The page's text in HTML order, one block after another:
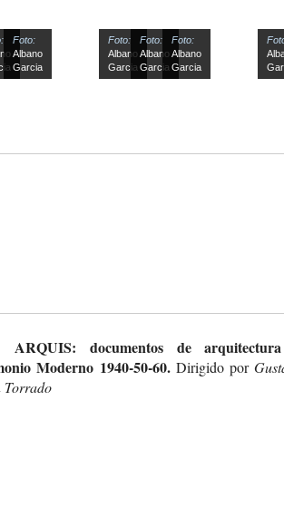
Foto:
Albano
Garcia
Foto:
Albano
Garcia
Foto:
Albano
Garcia
Foto:
Albano
Garcia
Foto:
ARQUIS: documentos de
Moderno 1940-50-60.Dirigido por
Torrado